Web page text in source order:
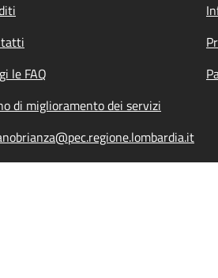
le FAQ
di miglioramento dei servizi